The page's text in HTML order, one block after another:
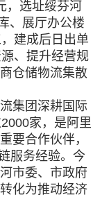
，选址绥芬河
、展厅办公楼
建成后日出单
、提升经营规
仓储物流集散
集团深耕国际
家，是阿里
要合作伙伴，
服务经验。今
市委、市政府
化为推动经济